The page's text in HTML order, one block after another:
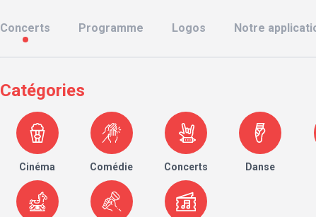
Concerts Programme Logos Notre
Catégories
Cinéma Comédie Concerts Danse